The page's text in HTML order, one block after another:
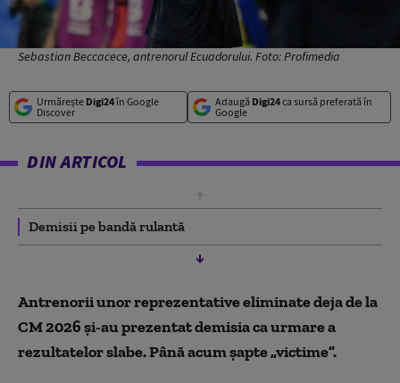
Sebastian Beccacece, antrenorul Ecuadorului. Foto: Profimedia
Urmărește Digi24în Google
Discover
Adaugă Digi24ca sursă preferată în
Google
DIN ARTICOL
Demisii pe bandă rulantă
Antrenorii unor reprezentative eliminate deja de la
CM 2026 și-au prezentat demisia ca urmare a
rezultatelor slabe. Până acum șapte „victime”.